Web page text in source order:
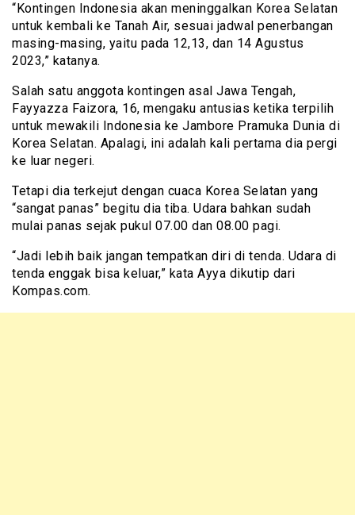
“Kontingen Indonesia akan meninggalkan Korea Selatan
untuk kembali ke Tanah Air, sesuai jadwal penerbangan
masing-masing, yaitu pada 12,13, dan 14 Agustus
2023,” katanya.
Salah satu anggota kontingen asal Jawa Tengah,
Fayyazza Faizora, 16, mengaku antusias ketika terpilih
untuk mewakili Indonesia ke Jambore Pramuka Dunia di
Korea Selatan. Apalagi, ini adalah kali pertama dia pergi
ke luar negeri.
Tetapi dia terkejut dengan cuaca Korea Selatan yang
“sangat panas” begitu dia tiba. Udara bahkan sudah
mulai panas sejak pukul 07.00 dan 08.00 pagi.
“Jadi lebih baik jangan tempatkan diri di tenda. Udara di
tenda enggak bisa keluar,” kata Ayya dikutip dari
Kompas.com.